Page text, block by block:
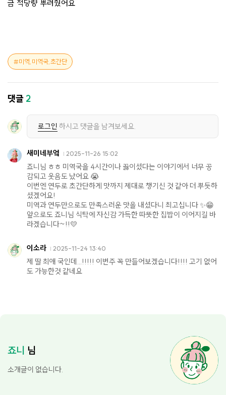
금 적당량 뿌려줬어요
미역,미역국,초간단
댓글2
로그인 하시고 댓글을 남겨보세요.
새미네부엌 2025-11-26 15:02
죠니님 ㅎㅎ 미역국을 4시간이나 끓이셨다는 이야기에서 너무 공
감되고 웃음도 났어요 😭
이번엔 연두로 초간단하게 맛까지 제대로 챙기신 것 같아 더 뿌듯하
셨겠어요!
미역과 연두만으로도 만족스러운 맛을 내셨다니 최고십니다 ✨😁
앞으로도 죠니님 식탁에 자신감 가득한 따뜻한 집밥이 이어지길 바
라겠습니다~!!💛
이소라 2025-11-24 13:40
제 딸 최애 국인데...!!!!! 이번주 꼭 만들어보겠습니다!!!! 고기 없어
도 가능한것 같네요
죠니 님
소개글이 없습니다.